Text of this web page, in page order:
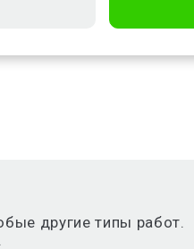
другие типы работ.
.